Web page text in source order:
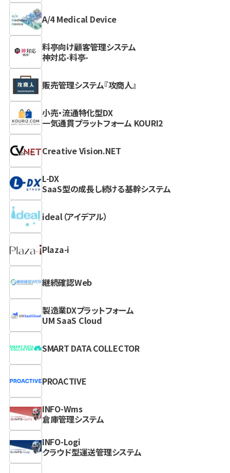
A/4 Medical Device
料亭向け顧客管理システム
神対応-料亭-
販売管理システム『攻商人』
小売・流通特化型DX
一気通貫プラットフォーム KOURI2
Creative Vision.NET
L-DX
SaaS型の成長し続ける基幹システム
ideal（アイデアル）
Plaza-i
継続確認Web
製造業DXプラットフォーム
UM SaaS Cloud
SMART DATA COLLECTOR
PROACTIVE
INFO-Wms
倉庫管理システム
INFO-Logi
クラウド型運送管理システム